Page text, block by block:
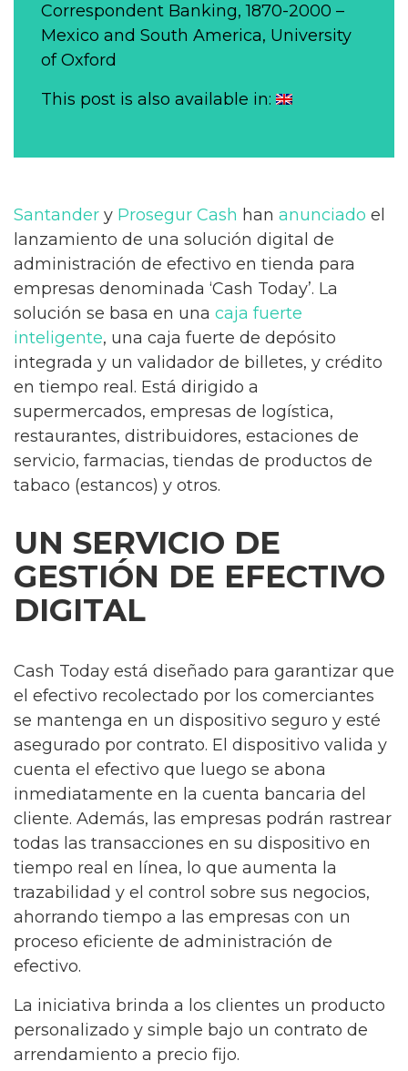
Correspondent Banking, 1870-2000 –
Mexico and South America, University
of Oxford
This post is also available in:
Santander y Prosegur Cash han anunciado el
lanzamiento de una solución digital de
administración de efectivo en tienda para
empresas denominada ‘Cash Today’. La
solución se basa en una caja fuerte
inteligente, una caja fuerte de depósito
integrada y un validador de billetes, y crédito
en tiempo real. Está dirigido a
supermercados, empresas de logística,
restaurantes, distribuidores, estaciones de
servicio, farmacias, tiendas de productos de
tabaco (estancos) y otros.
UN SERVICIO DE
GESTIÓN DE EFECTIVO
DIGITAL
Cash Today está diseñado para garantizar que
el efectivo recolectado por los comerciantes
se mantenga en un dispositivo seguro y esté
asegurado por contrato. El dispositivo valida y
cuenta el efectivo que luego se abona
inmediatamente en la cuenta bancaria del
cliente. Además, las empresas podrán rastrear
todas las transacciones en su dispositivo en
tiempo real en línea, lo que aumenta la
trazabilidad y el control sobre sus negocios,
ahorrando tiempo a las empresas con un
proceso eficiente de administración de
efectivo.
La iniciativa brinda a los clientes un producto
personalizado y simple bajo un contrato de
arrendamiento a precio fijo.